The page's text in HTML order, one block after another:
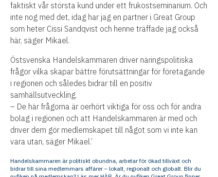
faktiskt vår största kund under ett frukostseminarium. Och
inte nog med det, idag har jag en partner i Great Group
som heter Cissi Sandqvist och henne träffade jag också
här, säger Mikael.
Östsvenska Handelskammaren driver näringspolitiska
frågor vilka skapar bättre förutsättningar för företagande
i regionen och således bidrar till en positiv
samhällsutveckling.
– De här frågorna är oerhört viktiga för oss och för andra
bolag i regionen och att Handelskammaren är med och
driver dem gör medlemskapet till något som vi inte kan
vara utan, säger Mikael.’
Handelskammaren är politiskt obundna, arbetar för ökad tillväxt och
bidrar till sina medlemmars affärer – lokalt, regionalt och globalt. Blir du